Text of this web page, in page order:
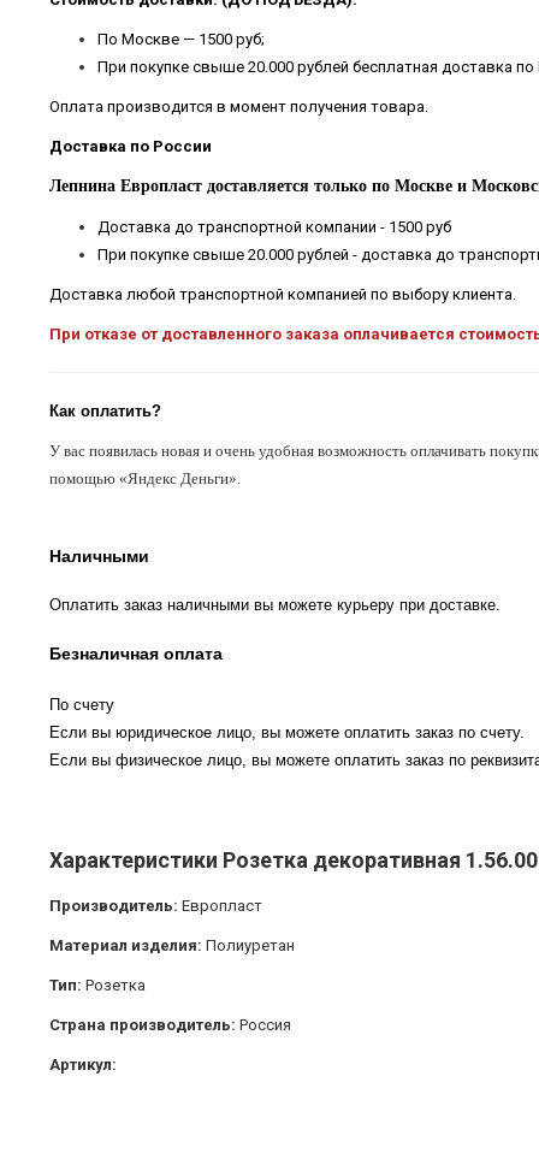
По Москве — 1500 руб;
При покупке свыше 20.000 рублей бесплатная доставка
Оплата производится в момент получения товара.
Доставка по России
Лепнина Европласт доставляется только по Москве и
Доставка до транспортной компании - 1500 руб
При покупке свыше 20.000 рублей - доставка до
Доставка любой транспортной компанией по выбору клиента.
При отказе от доставленного заказа оплачивается
Как оплатить?
У вас появилась новая и очень удобная возможность оплачивать
помощью «Яндекс Деньги».
Наличными
Оплатить заказ наличными вы можете курьеру при доставке.
Безналичная оплата
По счету
Если вы юридическое лицо, вы можете оплатить заказ по счету.
Если вы физическое лицо, вы можете оплатить заказ по
Характеристики Розетка декоративная
Производитель: Европласт
Материал изделия: Полиуретан
Тип: Розетка
Страна производитель: Россия
Артикул: